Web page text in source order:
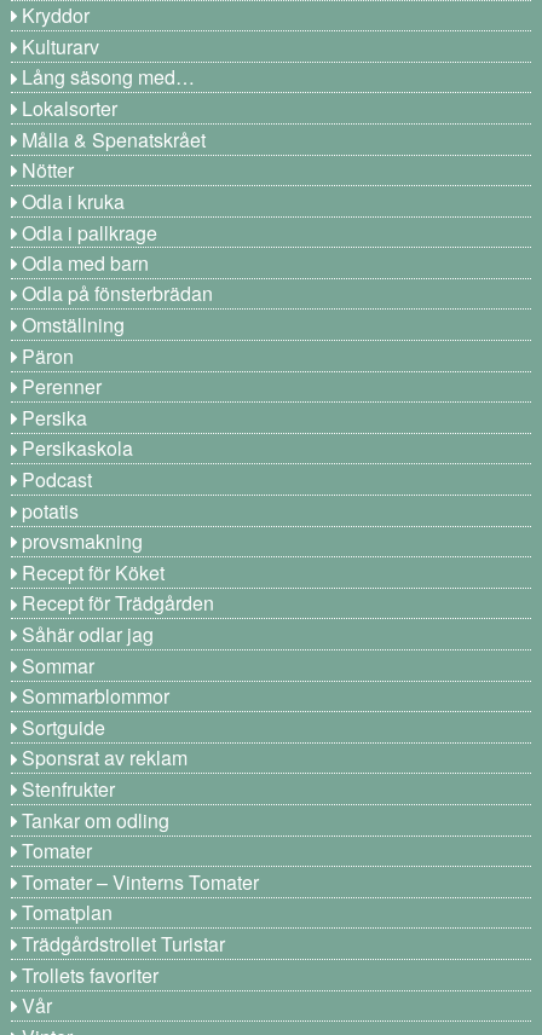
Kryddor
Kulturarv
Lång säsong med…
Lokalsorter
Målla & Spenatskrået
Nötter
Odla i kruka
Odla i pallkrage
Odla med barn
Odla på fönsterbrädan
Omställning
Päron
Perenner
Persika
Persikaskola
Podcast
potatis
provsmakning
Recept för Köket
Recept för Trädgården
Såhär odlar jag
Sommar
Sommarblommor
Sortguide
Sponsrat av reklam
Stenfrukter
Tankar om odling
Tomater
Tomater – Vinterns Tomater
Tomatplan
Trädgårdstrollet Turistar
Trollets favoriter
Vår